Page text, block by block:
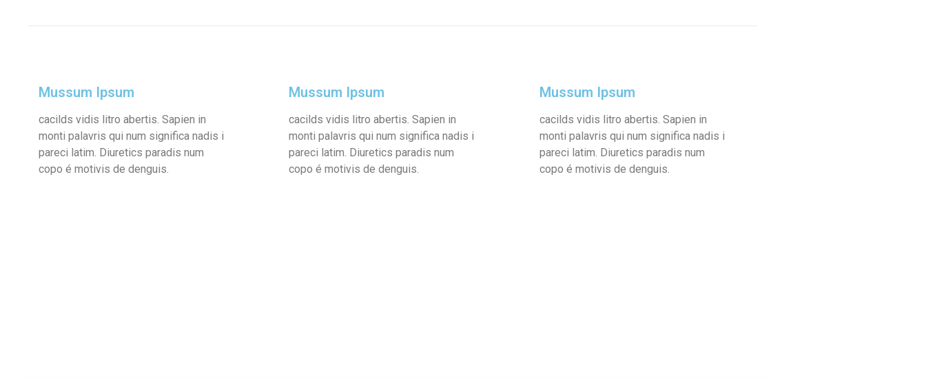
Mussum Ipsum
cacilds vidis litro abertis. Sapien in
monti palavris qui num significa nadis i
pareci latim. Diuretics paradis num
copo é motivis de denguis.
Mussum Ipsum
cacilds vidis litro abertis. Sapien in
monti palavris qui num significa nadis i
pareci latim. Diuretics paradis num
copo é motivis de denguis.
Mussum Ipsum
cacilds vidis litro abertis. Sapien in
monti palavris qui num significa nadis i
pareci latim. Diuretics paradis num
copo é motivis de denguis.